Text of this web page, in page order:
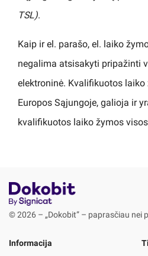
TSL).
Kaip ir el. parašo, el. laiko
negalima atsisakyti pripažinti
elektroninė. Kvalifikuotos
Europos Sąjungoje, galioja ir
kvalifikuotos laiko žymos
© 2026 – „Dokobit” – paprasčiau nei
Informacija